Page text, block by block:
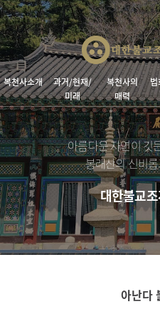
복천사소개
과거/현재/
미래
복천사의
매력
법
아름다운 자연이 깃
봉래산의 신비
대한불교
아난다